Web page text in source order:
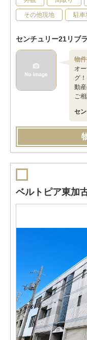
その他現地 駐車
センチュリー21リブ
物
オ
グ
動
ご
セ
ベルトピア東加